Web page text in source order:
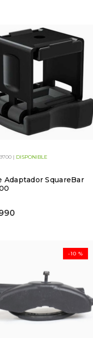
| DISPONIBLE
Adaptador SquareBar
-10 %